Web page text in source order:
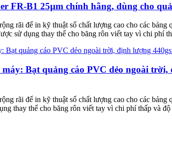
FR-B1 25μm chính hãng, dùng cho
rãi để in kỹ thuật số chất lượng cao cho các
sử dụng thay thế cho băng rôn viết tay vì chi phí
Bạt quảng cáo PVC dẻo ngoài
rãi để in kỹ thuật số chất lượng cao cho các
thay thế cho băng rôn viết tay vì chi phí thấp và độ